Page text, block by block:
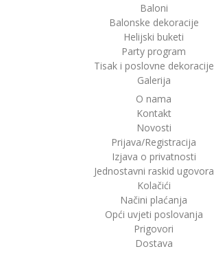
Baloni
Balonske dekoracije
Helijski buketi
Party program
Tisak i poslovne dekoracije
Galerija
O nama
Kontakt
Novosti
Prijava/Registracija
Izjava o privatnosti
Jednostavni raskid ugovora
Kolačići
Načini plaćanja
Opći uvjeti poslovanja
Prigovori
Dostava